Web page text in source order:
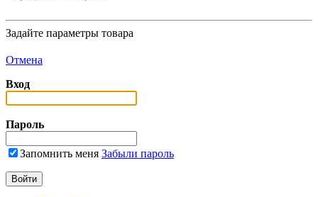
Задайте параметры товара
Отмена
Вход
Пароль
Запомнить меня Забыли пароль